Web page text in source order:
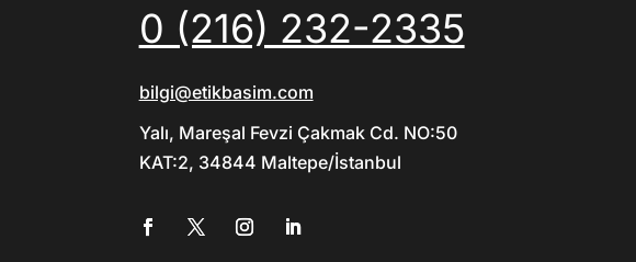
0 (216) 232-2335
bilgi@etikbasim.com
Yalı, Mareşal Fevzi Çakmak Cd. NO:50
KAT:2, 34844 Maltepe/İstanbul